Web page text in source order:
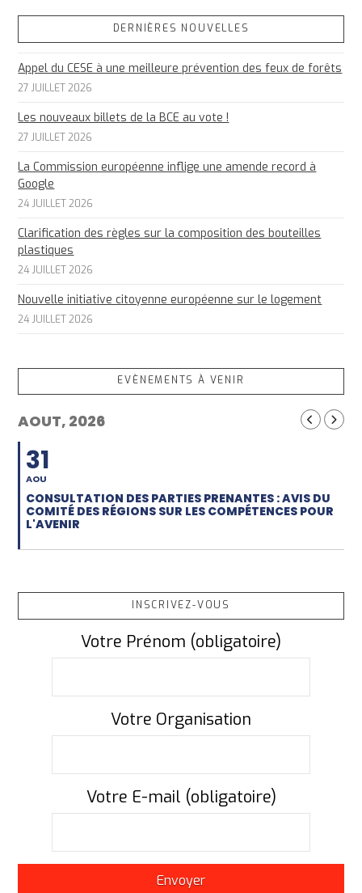
DERNIÈRES NOUVELLES
Appel du CESE à une meilleure prévention des feux de forêts
27 JUILLET 2026
Les nouveaux billets de la BCE au vote !
27 JUILLET 2026
La Commission européenne inflige une amende record à
Google
24 JUILLET 2026
Clarification des règles sur la composition des bouteilles
plastiques
24 JUILLET 2026
Nouvelle initiative citoyenne européenne sur le logement
24 JUILLET 2026
EVÈNEMENTS À VENIR
AOUT, 2026
31
AOU
CONSULTATION DES PARTIES PRENANTES : AVIS DU
COMITÉ DES RÉGIONS SUR LES COMPÉTENCES POUR
L'AVENIR
INSCRIVEZ-VOUS
Votre Prénom (obligatoire)
Votre Organisation
Votre E-mail (obligatoire)